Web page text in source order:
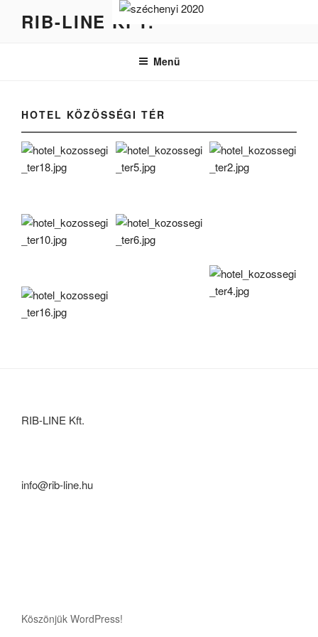
RIB-LINE KFT.
Menü
HOTEL KÖZÖSSÉGI TÉR
RIB-LINE Kft.
info@rib-line.hu
Köszönjük WordPress!